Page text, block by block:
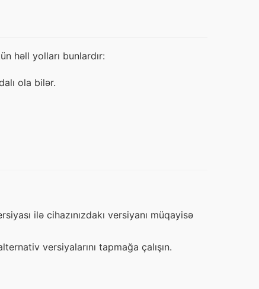
həll yolları bunlardır:
ola bilər.
ilə cihazınızdakı versiyanı müqayisə
versiyalarını tapmağa çalışın.